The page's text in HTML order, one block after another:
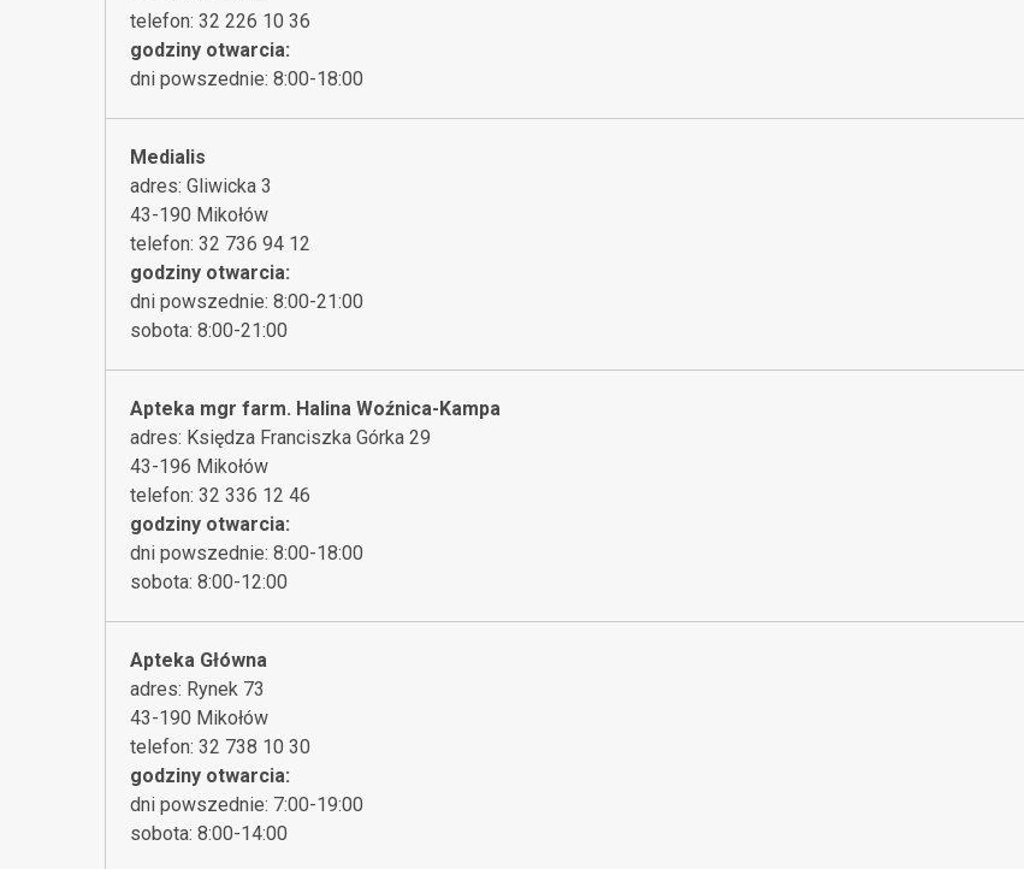
telefon: 32 226 10 36
godziny otwarcia:
dni powszednie: 8:00-18:00
Medialis
adres: Gliwicka 3
43-190 Mikołów
telefon: 32 736 94 12
godziny otwarcia:
dni powszednie: 8:00-21:00
sobota: 8:00-21:00
Apteka mgr farm. Halina Woźnica-Kampa
adres: Księdza Franciszka Górka 29
43-196 Mikołów
telefon: 32 336 12 46
godziny otwarcia:
dni powszednie: 8:00-18:00
sobota: 8:00-12:00
Apteka Główna
adres: Rynek 73
43-190 Mikołów
telefon: 32 738 10 30
godziny otwarcia:
dni powszednie: 7:00-19:00
sobota: 8:00-14:00